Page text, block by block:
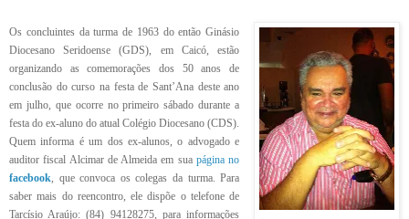
Os concluintes da turma de 1963 do então Ginásio
Diocesano Seridoense (GDS), em Caicó, estão
organizando as comemorações dos 50 anos de
conclusão do curso na festa de Sant’Ana deste ano
em julho, que ocorre no primeiro sábado durante a
festa do ex-aluno do atual Colégio Diocesano (CDS).
Quem informa é um dos ex-alunos, o advogado e
auditor fiscal Alcimar de Almeida em sua página no
facebook , que convoca os colegas da turma. Para
saber mais do reencontro, ele dispõe o telefone de
Tarcísio Araújo: (84) 94128275, para informações